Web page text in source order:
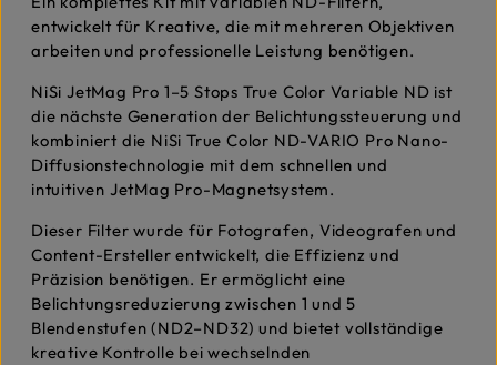
entwickelt für Kreative, die mit mehreren Objektiven
arbeiten und professionelle Leistung benötigen.
NiSi JetMag Pro 1–5 Stops True Color Variable ND ist
die nächste Generation der Belichtungssteuerung und
kombiniert die NiSi True Color ND-VARIO Pro Nano-
Diffusionstechnologie mit dem schnellen und
intuitiven JetMag Pro-Magnetsystem.
Dieser Filter wurde für Fotografen, Videografen und
Content-Ersteller entwickelt, die Effizienz und
Präzision benötigen. Er ermöglicht eine
Belichtungsreduzierung zwischen 1 und 5
Blendenstufen (ND2–ND32) und bietet vollständige
kreative Kontrolle bei wechselnden